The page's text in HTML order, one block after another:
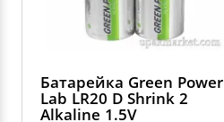
Батарейка Green Power
Lab LR20 D Shrink 2
Alkaline 1.5V